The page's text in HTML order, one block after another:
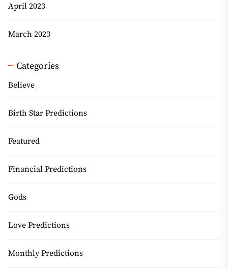
April 2023
March 2023
Categories
Believe
Birth Star Predictions
Featured
Financial Predictions
Gods
Love Predictions
Monthly Predictions